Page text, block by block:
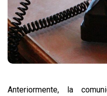
Anteriormente, la